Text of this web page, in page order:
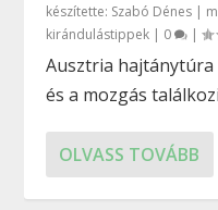
készítette: Szabó Dénes |
kirándulástippek | 0 |
Ausztria hajtánytúra
és a mozgás
OLVASS TOVÁBB